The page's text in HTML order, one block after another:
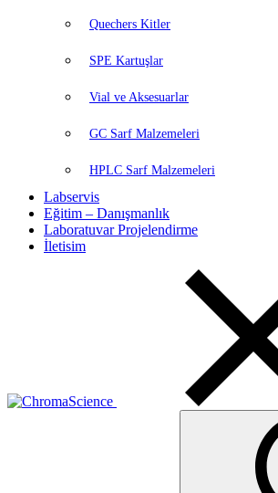
Quechers Kitler
SPE Kartuşlar
Vial ve Aksesuarlar
GC Sarf Malzemeleri
HPLC Sarf Malzemeleri
Labservis
Eğitim – Danışmanlık
Laboratuvar Projelendirme
İletisim